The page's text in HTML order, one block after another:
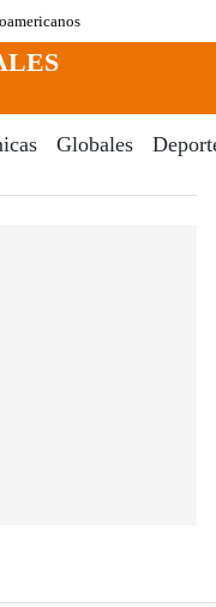
Globales